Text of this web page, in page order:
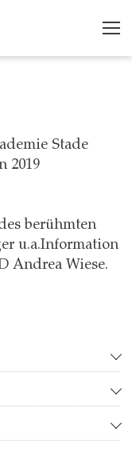
Stade
2019
berühmten
u.a.Information
Andrea Wiese.